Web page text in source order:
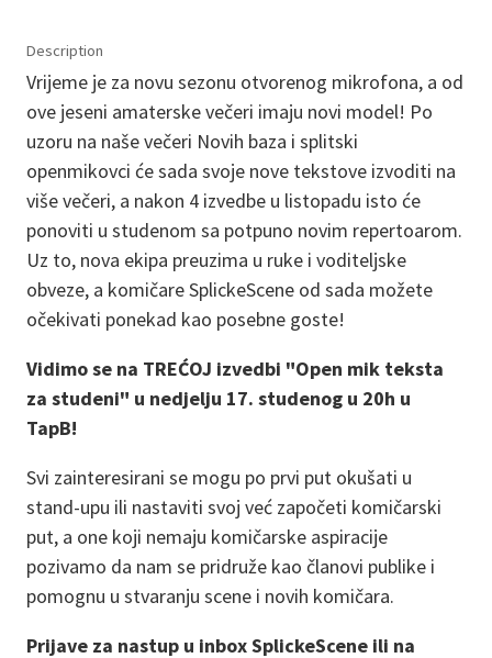
Description
Vrijeme je za novu sezonu otvorenog mikrofona, a od
ove jeseni amaterske večeri imaju novi model! Po
uzoru na naše večeri Novih baza i splitski
openmikovci će sada svoje nove tekstove izvoditi na
više večeri, a nakon 4 izvedbe u listopadu isto će
ponoviti u studenom sa potpuno novim repertoarom.
Uz to, nova ekipa preuzima u ruke i voditeljske
obveze, a komičare SplickeScene od sada možete
očekivati ponekad kao posebne goste!
Vidimo se na TREĆOJ izvedbi "Open mik teksta
za studeni" u nedjelju 17. studenog u 20h u
TapB!
Svi zainteresirani se mogu po prvi put okušati u
stand-upu ili nastaviti svoj već započeti komičarski
put, a one koji nemaju komičarske aspiracije
pozivamo da nam se pridruže kao članovi publike i
pomognu u stvaranju scene i novih komičara.
Prijave za nastup u inbox SplickeScene ili na